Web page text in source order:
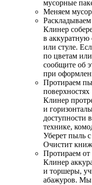
мусорные
Меняем
Клинер
в аккуратную
или стуле.
по цветам
сообщите об
при
Протираем
поверхностях
Клинер
и
доступности
технике,
Уберет пыль
Очистит
Протираем
Клинер
и торшеры,
абажуров. Мы